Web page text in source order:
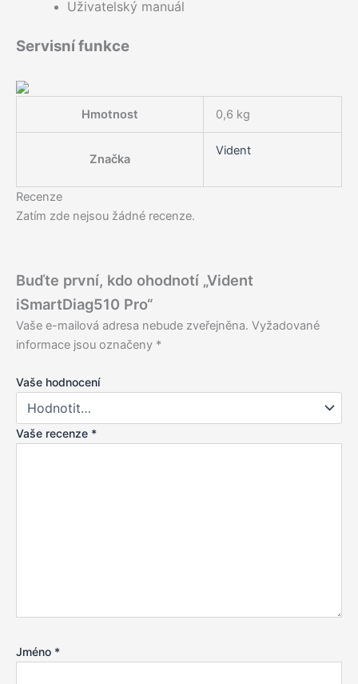
Uživatelský manuál
Servisní funkce
Hmotnost 0,6 kg
Značka
Vident
Recenze
Zatím zde nejsou žádné recenze.
Buďte první, kdo ohodnotí „Vident
iSmartDiag510 Pro“
Vaše e-mailová adresa nebude zveřejněna. Vyžadované
informace jsou označeny *
Vaše hodnocení
Vaše recenze *
Jméno *